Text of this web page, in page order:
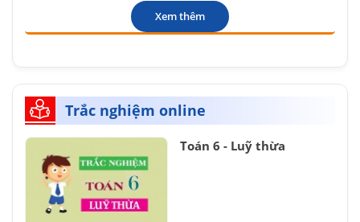
Xem thêm
Trắc nghiệm online
Toán 6 - Luỹ thừa